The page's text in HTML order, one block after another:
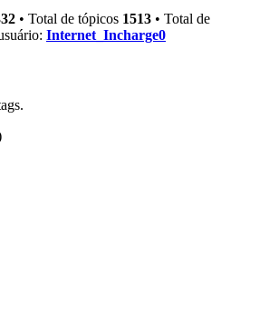
• Total de tópicos 1513 • Total de
Internet_Incharge0